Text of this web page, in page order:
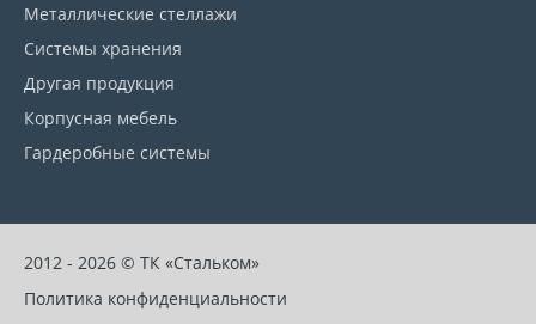
Металлические стеллажи
Системы хранения
Другая продукция
Корпусная мебель
Гардеробные системы
2012 - 2026 © ТК «Стальком»
Политика конфиденциальности